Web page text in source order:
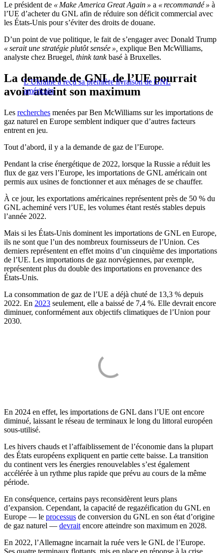
Le président de « Make America Great Again » a « recommandé » à
l’UE d’acheter du GNL afin de réduire son déficit commercial avec
les États-Unis pour s’éviter des droits de douane.
D’un point de vue politique, le fait de s’engager avec Donald Trump
« serait une stratégie plutôt sensée », explique Ben McWilliams,
analyste chez Bruegel, think tankbasé à Bruxelles.
L’Ukraine a reçu sa première livraison de GNL
américain
La demande de GNL de l’UE pourrait
avoir atteint son maximum
Les recherches menées par Ben McWilliams sur les importations de
gaz naturel en Europe semblent indiquer que d’autres facteurs
entrent en jeu.
Tout d’abord, il y a la demande de gaz de l’Europe.
Pendant la crise énergétique de 2022, lorsque la Russie a réduit les
flux de gaz vers l’Europe, les importations de GNL américain ont
permis aux usines de fonctionner et aux ménages de se chauffer.
À ce jour, les exportations américaines représentent près de 50 % du
GNL acheminé vers l’UE, les volumes étant restés stables depuis
l’année 2022.
Mais si les États-Unis dominent les importations de GNL en Europe,
ils ne sont que l’un des nombreux fournisseurs de l’Union. Ces
derniers représentent en effet moins d’un cinquième des importations
de l’UE. Les importations de gaz norvégiennes, par exemple,
représentent plus du double des importations en provenance des
États-Unis.
La consommation de gaz de l’UE a déjà chuté de 13,3 % depuis
2022. En 2023 seulement, elle a baissé de 7,4 %. Elle devrait encore
diminuer, conformément aux objectifs climatiques de l’Union pour
2030.
En 2024 en effet, les importations de GNL dans l’UE ont encore
diminué, laissant le réseau de terminaux le long du littoral européen
sous-utilisé.
Les hivers chauds et l’affaiblissement de l’économie dans la plupart
des États européens expliquent en partie cette baisse. La transition
du continent vers les énergies renouvelables s’est également
accélérée à un rythme plus rapide que prévu au cours de la même
période.
En conséquence, certains pays reconsidèrent leurs plans
d’expansion. Cependant, la capacité de regazéification du GNL en
Europe — le processus de conversion du GNL en son état d’origine
de gaz naturel — devrait encore atteindre son maximum en 2028.
En 2022, l’Allemagne incarnait la ruée vers le GNL de l’Europe.
Ses quatre terminaux flottants, mis en place en réponse à la crise